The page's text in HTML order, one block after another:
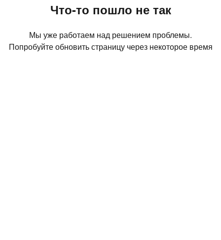
Что-то пошло не так
Мы уже работаем над решением проблемы.
Попробуйте обновить страницу через некоторое время